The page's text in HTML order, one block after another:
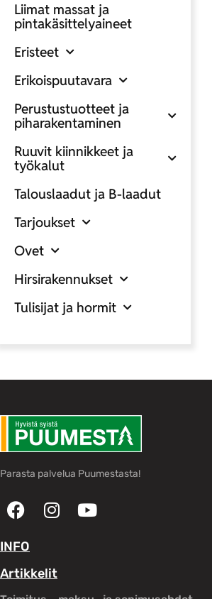
Liimat massat ja
pintakäsittelyaineet
Eristeet
Erikoispuutavara
Perustustuotteet ja
piharakentaminen
Ruuvit kiinnikkeet ja
työkalut
Talouslaadut ja B-laadut
Tarjoukset
Ovet
Hirsirakennukset
Tulisijat ja hormit
Parasta palvelua Puumestasta!
INFO
Artikkelit